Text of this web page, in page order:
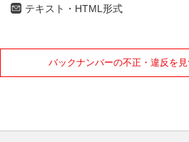
テキスト・HTML形式
バックナンバーの不正・違反を